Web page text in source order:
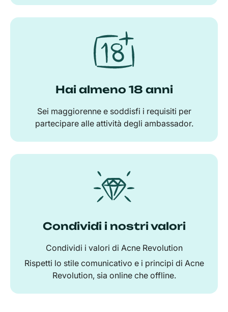
Hai almeno 18 anni
Sei maggiorenne e soddisfi i requisiti per
partecipare alle attività degli ambassador.
Condividi i nostri valori
Condividi i valori di Acne Revolution
Rispetti lo stile comunicativo e i principi di Acne
Revolution, sia online che offline.